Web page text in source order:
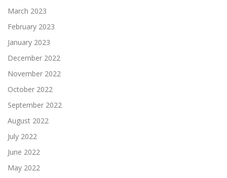
March 2023
February 2023
January 2023
December 2022
November 2022
October 2022
September 2022
August 2022
July 2022
June 2022
May 2022